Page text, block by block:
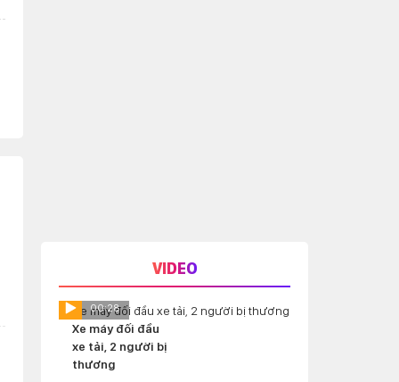
VIDEO
00:28
Xe máy đối đầu
xe tải, 2 người bị
thương